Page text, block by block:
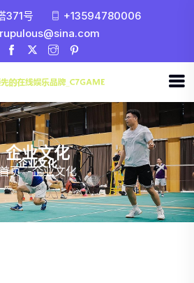
371号
+13594780006
企业文化
页 -企业文化